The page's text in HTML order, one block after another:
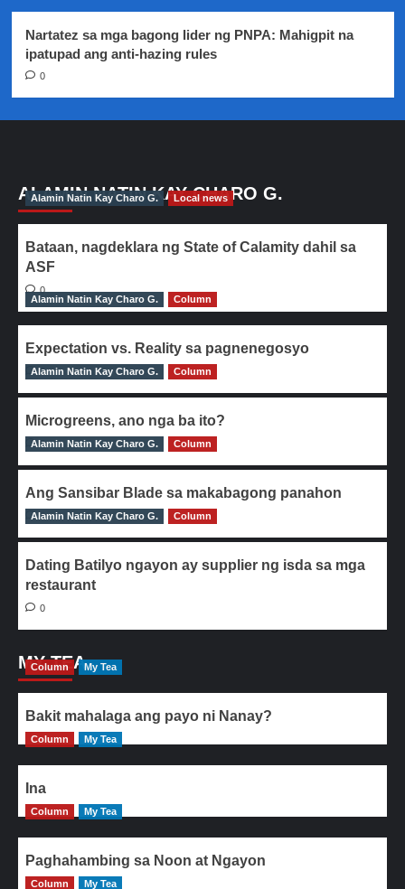
Nartatez sa mga bagong lider ng PNPA: Mahigpit na
ipatupad ang anti-hazing rules
0
ALAMIN NATIN KAY CHARO G.
Alamin Natin Kay Charo G. Local news
Bataan, nagdeklara ng State of Calamity dahil sa
ASF
0
Alamin Natin Kay Charo G.
Column
Expectation vs. Reality sa pagnenegosyo
0
Alamin Natin Kay Charo G. Column
Microgreens, ano nga ba ito?
0
Alamin Natin Kay Charo G. Column
Ang Sansibar Blade sa makabagong panahon
0
Alamin Natin Kay Charo G. Column
Dating Batilyo ngayon ay supplier ng isda sa mga
restaurant
0
MY TEA
Column My Tea
Bakit mahalaga ang payo ni Nanay?
Column My Tea
Ina
Column My Tea
Paghahambing sa Noon at Ngayon
Column My Tea